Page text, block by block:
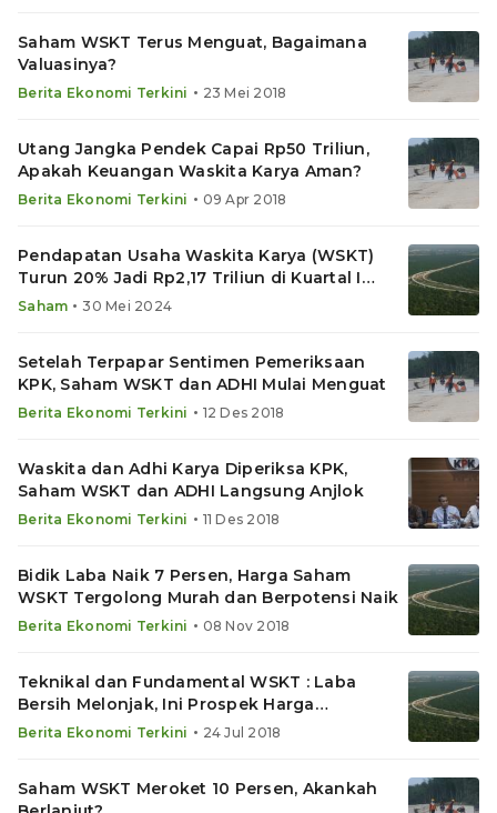
Saham WSKT Terus Menguat, Bagaimana
Valuasinya?
Berita Ekonomi Terkini • 23 Mei 2018
Utang Jangka Pendek Capai Rp50 Triliun,
Apakah Keuangan Waskita Karya Aman?
Berita Ekonomi Terkini • 09 Apr 2018
Pendapatan Usaha Waskita Karya (WSKT)
Turun 20% Jadi Rp2,17 Triliun di Kuartal I
2024
Saham • 30 Mei 2024
Setelah Terpapar Sentimen Pemeriksaan
KPK, Saham WSKT dan ADHI Mulai Menguat
Berita Ekonomi Terkini • 12 Des 2018
Waskita dan Adhi Karya Diperiksa KPK,
Saham WSKT dan ADHI Langsung Anjlok
Berita Ekonomi Terkini • 11 Des 2018
Bidik Laba Naik 7 Persen, Harga Saham
WSKT Tergolong Murah dan Berpotensi Naik
Berita Ekonomi Terkini • 08 Nov 2018
Teknikal dan Fundamental WSKT : Laba
Bersih Melonjak, Ini Prospek Harga
Sahamnya
Berita Ekonomi Terkini • 24 Jul 2018
Saham WSKT Meroket 10 Persen, Akankah